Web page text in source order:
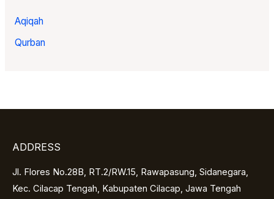
Aqiqah
Qurban
ADDRESS
Jl. Flores No.28B, RT.2/RW.15, Rawapasung, Sidanegara,
Kec. Cilacap Tengah, Kabupaten Cilacap, Jawa Tengah